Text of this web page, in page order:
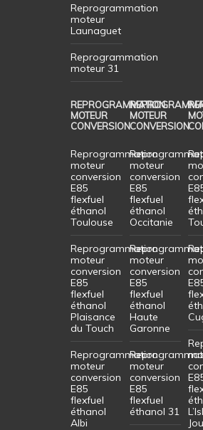
Reprogrammation
moteur
Launaguet
Reprogrammation
moteur 31
REPROGRAMMATION
MOTEUR
CONVERSION
Reprogrammation
moteur
conversion
E85
flexfuel
éthanol
Toulouse
Reprogrammation
moteur
conversion
E85
flexfuel
éthanol
Plaisance
du Touch
Reprogrammation
moteur
conversion
E85
flexfuel
éthanol
Albi
MOTEUR
CONVERSION
moteur
conversion
E85
flexfuel
éthanol
Occitanie
moteur
conversion
E85
flexfuel
éthanol
Haute
Garonne
moteur
conversion
E85
flexfuel
éthanol 31